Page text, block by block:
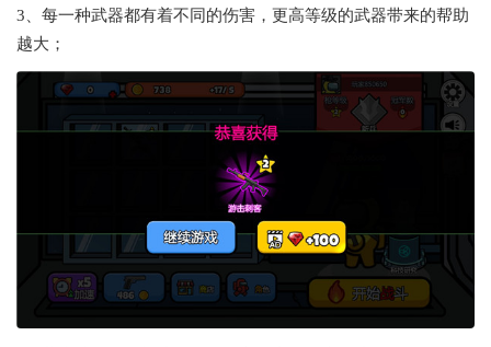
3、每一种武器都有着不同的伤害，更高等级的武器带来的帮助
越大；